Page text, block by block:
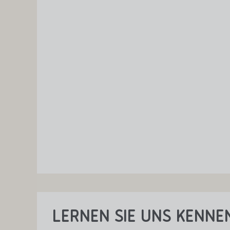
Lernen Sie uns